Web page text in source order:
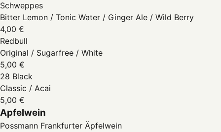
Schweppes
Bitter Lemon / Tonic Water / Ginger Ale / Wild Berry
4,00 €
Redbull
Original / Sugarfree / White
5,00 €
28 Black
Classic / Acai
5,00 €
Apfelwein
Possmann Frankfurter Äpfelwein